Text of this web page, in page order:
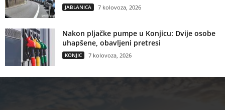
JABLANICA 7 kolovoza, 2026
Nakon pljačke pumpe u Konjicu: Dvije osobe
uhapšene, obavljeni pretresi
KONJIC 7 kolovoza, 2026